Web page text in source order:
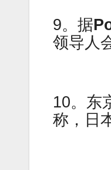
9。据
领导人
10。东
称，日